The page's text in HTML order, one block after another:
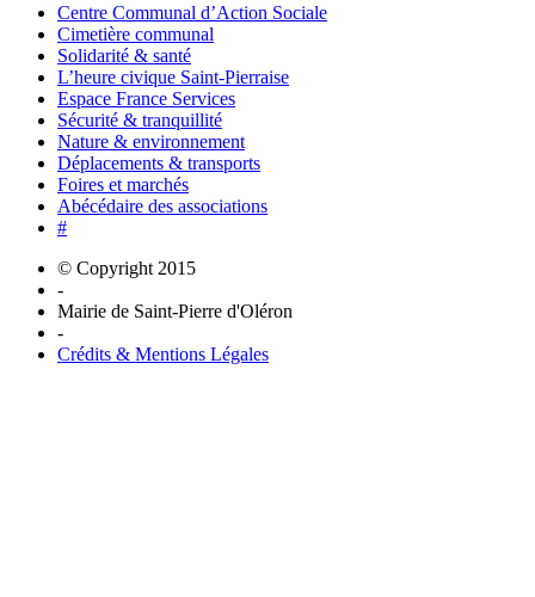
Centre Communal d’Action Sociale
Cimetière communal
Solidarité & santé
L’heure civique Saint-Pierraise
Espace France Services
Sécurité & tranquillité
Nature & environnement
Déplacements & transports
Foires et marchés
Abécédaire des associations
#
© Copyright 2015
-
Mairie de Saint-Pierre d'Oléron
-
Crédits & Mentions Légales